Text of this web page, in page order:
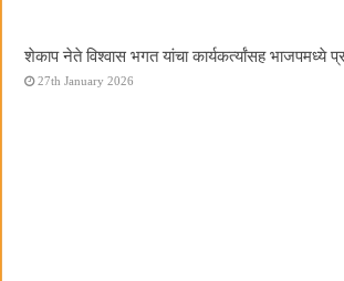
शेकाप नेते विश्वास भगत यांचा कार्यकर्त्यांसह भाजपमध्ये
27th January 2026